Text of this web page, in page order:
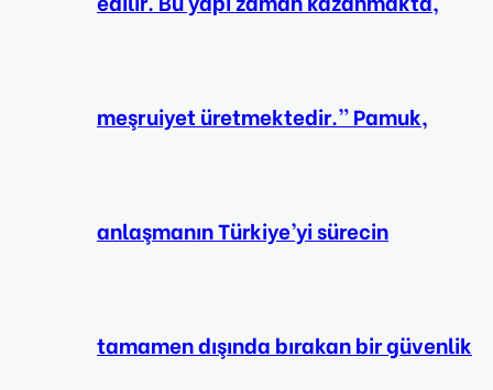
meşruiyet üretmektedir.” Pamuk,
anlaşmanın Türkiye’yi sürecin
tamamen dışında bırakan bir güvenlik